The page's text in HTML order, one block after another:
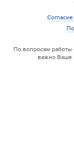
По вопросам работы
важно Ваше